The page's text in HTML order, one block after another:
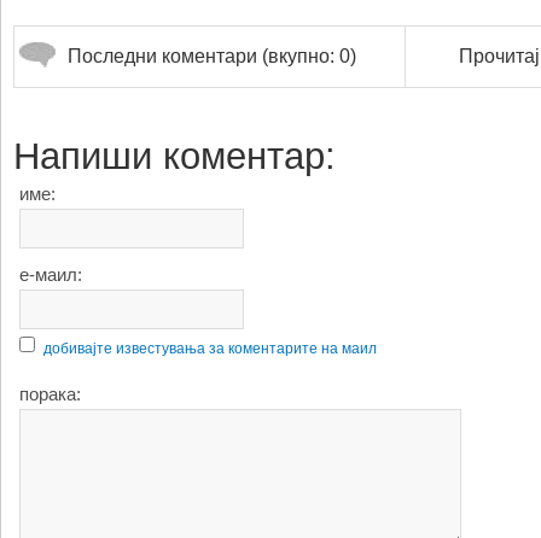
Последни коментари (вкупно: 0)
Напиши коментар:
име:
е-маил:
добивајте известувања за коментарите на маил
порака: